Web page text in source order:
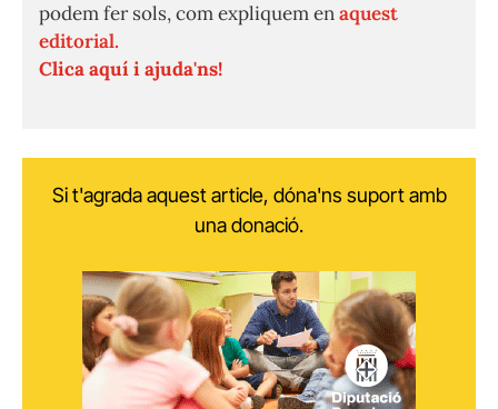
podem fer sols, com expliquem enaquest
editorial.
Clica aquí i ajuda'ns!
Si t'agrada aquest article, dóna'ns suport amb
una donació.